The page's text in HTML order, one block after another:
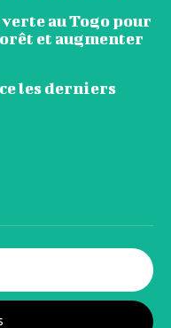
au Togo pour
et augmenter
les derniers